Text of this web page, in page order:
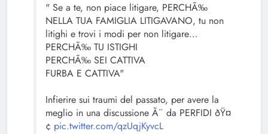
" Se a te, non piace litigare, PERCHÃ‰
NELLA TUA FAMIGLIA LITIGAVANO, tu non
litighi e trovi i modi per non litigare…
PERCHÃ‰ TU ISTIGHI
PERCHÃ‰ SEI CATTIVA
FURBA E CATTIVA"
Infierire sui traumi del passato, per avere la
meglio in una discussione Ã¨ da PERFIDI ðŸ¤
¢ pic.twitter.com/qzUqjKyvcL